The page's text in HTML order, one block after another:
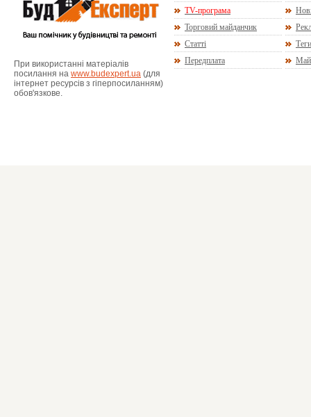
При використанні матеріалів
посилання на www.budexpert.ua (для
інтернет ресурсів з гіперпосиланням)
обов'язкове.
TV-програма
Торговий майданчик
Статті
Теги
Передплата